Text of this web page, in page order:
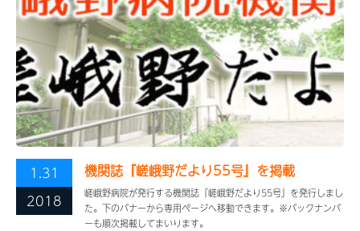
1.31
2018
機関誌『嵯峨野だより55号』を掲載
嵯峨野病院が発行する機関誌『嵯峨野だより55号』を発行しまし
た。下のバナーから専用ページへ移動できます。※バックナンバ
ーも順次掲載してまいります。